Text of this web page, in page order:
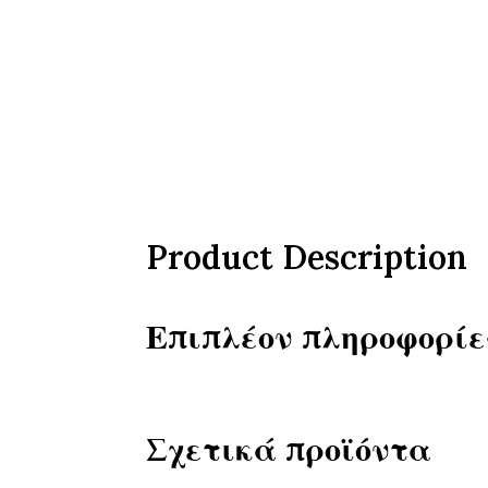
Product Description
Επιπλέον
Σχετικά προϊόντα